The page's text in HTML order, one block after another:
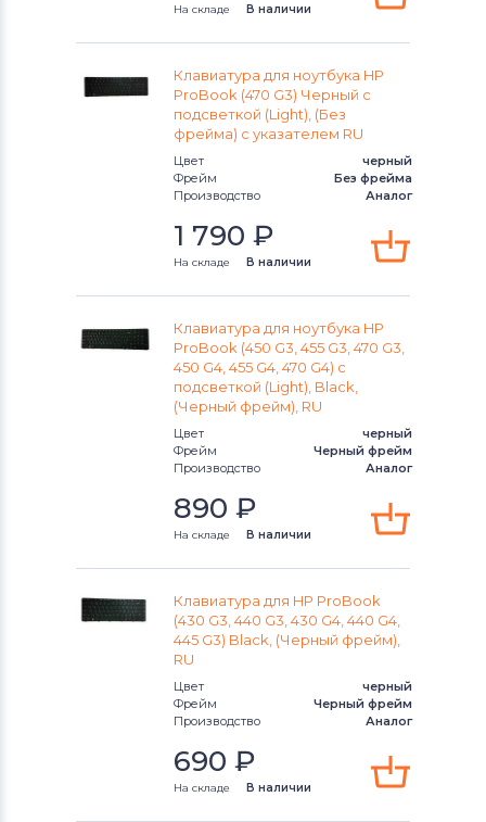
Folio 13-1000 Series
G Series
Mini 1000 Series
Mini 100e Series
Mini 110 Series
Mini 1100 Series
Mini 200-4000
Mini 210 Series
Mini 2140 Series
Omen
Pavilion 14-ac Series
Pavilion 14-ba Series
Pavilion 14-bf Series
На складе В наличии
Клавиатура для ноутбука HP
ProBook (470 G3) Черный с
подсветкой (Light), (Без
фрейма) с указателем RU
Цвет
черный
Фрейм
Без фрейма
Производство
Аналог
1 790 ₽
На складе В наличии
Клавиатура для ноутбука HP
ProBook (450 G3, 455 G3, 470 G3,
450 G4, 455 G4, 470 G4) с
подсветкой (Light), Black,
(Черный фрейм), RU
Цвет
черный
Фрейм
Черный фрейм
Производство
Аналог
890 ₽
На складе В наличии
Клавиатура для HP ProBook
(430 G3, 440 G3, 430 G4, 440 G4,
445 G3) Black, (Черный фрейм),
RU
Цвет
черный
Фрейм
Черный фрейм
Производство
Аналог
690 ₽
На складе В наличии